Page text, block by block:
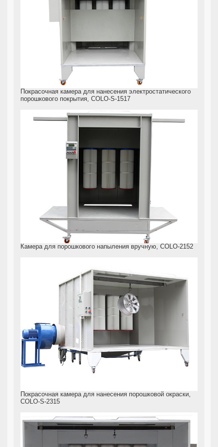
Покрасочная камера для нанесения электростатического
порошкового покрытия, COLO-S-1517
Камера для порошкового напыления вручную, COLO-2152
Покрасочная камера для нанесения порошковой окраски,
COLO-S-2315